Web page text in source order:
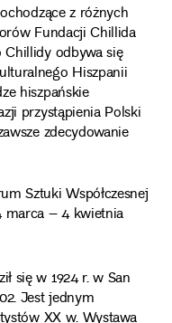
z różnych
Fundacji Chillida
odbywa się
Hiszpanii
hiszpańskie
przystąpienia Polski
zdecydowanie
Sztuki Współczesnej
marca – 4 kwietnia
się w 1924 r. w San
Jest jednym